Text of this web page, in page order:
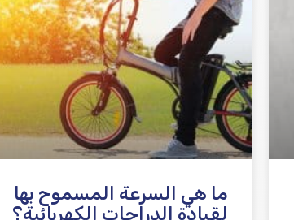
ما هي السرعة المسموح بها
لقيادة الدراجات الكهربائية؟